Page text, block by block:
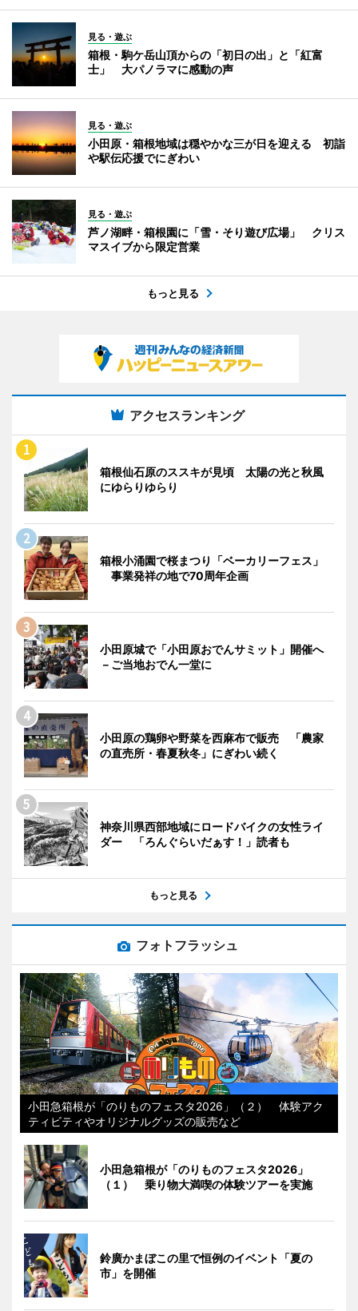
見る・遊ぶ
箱根・駒ケ岳山頂からの「初日の出」と「紅富
士」 大パノラマに感動の声
見る・遊ぶ
小田原・箱根地域は穏やかな三が日を迎える 初詣
や駅伝応援でにぎわい
見る・遊ぶ
芦ノ湖畔・箱根園に「雪・そり遊び広場」 クリス
マスイブから限定営業
もっと見る
アクセスランキング
箱根仙石原のススキが見頃 太陽の光と秋風
にゆらりゆらり
箱根小涌園で桜まつり「ベーカリーフェス」
事業発祥の地で70周年企画
小田原城で「小田原おでんサミット」開催へ
－ご当地おでん一堂に
小田原の鶏卵や野菜を西麻布で販売 「農家
の直売所・春夏秋冬」にぎわい続く
神奈川県西部地域にロードバイクの女性ライ
ダー 「ろんぐらいだぁす！」読者も
もっと見る
フォトフラッシュ
小田急箱根が「のりものフェスタ2026」（２） 体験アク
ティビティやオリジナルグッズの販売など
小田急箱根が「のりものフェスタ2026」
（１） 乗り物大満喫の体験ツアーを実施
鈴廣かまぼこの里で恒例のイベント「夏の
市」を開催